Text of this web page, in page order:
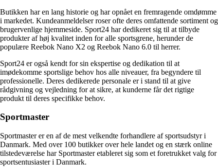
Butikken har en lang historie og har opnået en fremragende omdømme
i markedet. Kundeanmeldelser roser ofte deres omfattende sortiment og
brugervenlige hjemmeside. Sport24 har dedikeret sig til at tilbyde
produkter af høj kvalitet inden for alle sportsgrene, herunder de
populære Reebok Nano X2 og Reebok Nano 6.0 til herrer.
Sport24 er også kendt for sin ekspertise og dedikation til at
imødekomme sportslige behov hos alle niveauer, fra begyndere til
professionelle. Deres dedikerede personale er i stand til at give
rådgivning og vejledning for at sikre, at kunderne får det rigtige
produkt til deres specifikke behov.
Sportmaster
Sportmaster er en af de mest velkendte forhandlere af sportsudstyr i
Danmark. Med over 100 butikker over hele landet og en stærk online
tilstedeværelse har Sportmaster etableret sig som et foretrukket valg for
sportsentusiaster i Danmark.